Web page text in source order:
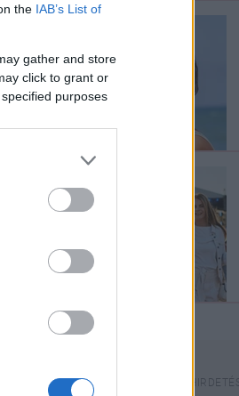
the IAB’s List of
gather and store
click to grant or
purposes